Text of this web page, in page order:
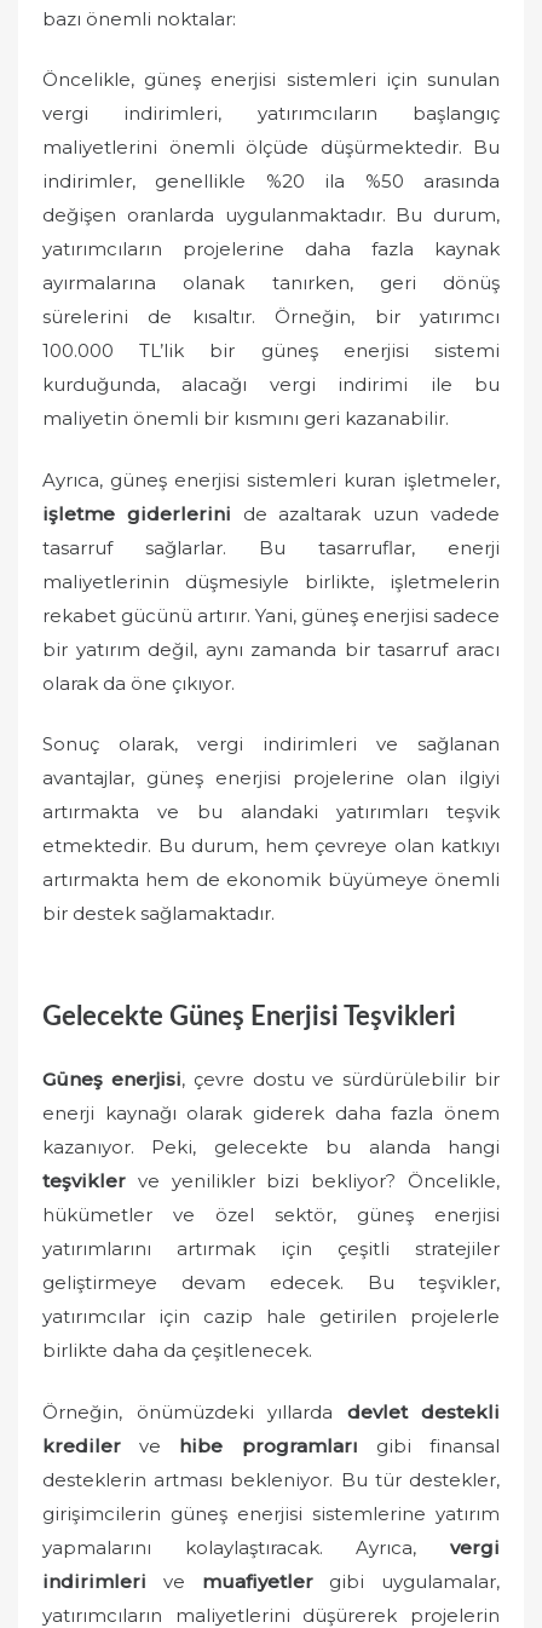
bazı önemli noktalar:
Öncelikle, güneş enerjisi sistemleri için sunulan
vergi indirimleri, yatırımcıların başlangıç
maliyetlerini önemli ölçüde düşürmektedir. Bu
indirimler, genellikle %20 ila %50 arasında
değişen oranlarda uygulanmaktadır. Bu durum,
yatırımcıların projelerine daha fazla kaynak
ayırmalarına olanak tanırken, geri dönüş
sürelerini de kısaltır. Örneğin, bir yatırımcı
100.000 TL’lik bir güneş enerjisi sistemi
kurduğunda, alacağı vergi indirimi ile bu
maliyetin önemli bir kısmını geri kazanabilir.
Ayrıca, güneş enerjisi sistemleri kuran işletmeler,
işletme giderlerini de azaltarak uzun vadede
tasarruf sağlarlar. Bu tasarruflar, enerji
maliyetlerinin düşmesiyle birlikte, işletmelerin
rekabet gücünü artırır. Yani, güneş enerjisi sadece
bir yatırım değil, aynı zamanda bir tasarruf aracı
olarak da öne çıkıyor.
Sonuç olarak, vergi indirimleri ve sağlanan
avantajlar, güneş enerjisi projelerine olan ilgiyi
artırmakta ve bu alandaki yatırımları teşvik
etmektedir. Bu durum, hem çevreye olan katkıyı
artırmakta hem de ekonomik büyümeye önemli
bir destek sağlamaktadır.
Gelecekte Güneş Enerjisi Teşvikleri
Güneş enerjisi, çevre dostu ve sürdürülebilir bir
enerji kaynağı olarak giderek daha fazla önem
kazanıyor. Peki, gelecekte bu alanda hangi
teşvikler ve yenilikler bizi bekliyor? Öncelikle,
hükümetler ve özel sektör, güneş enerjisi
yatırımlarını artırmak için çeşitli stratejiler
geliştirmeye devam edecek. Bu teşvikler,
yatırımcılar için cazip hale getirilen projelerle
birlikte daha da çeşitlenecek.
Örneğin, önümüzdeki yıllarda devlet destekli
krediler ve hibe programları gibi finansal
desteklerin artması bekleniyor. Bu tür destekler,
girişimcilerin güneş enerjisi sistemlerine yatırım
yapmalarını kolaylaştıracak. Ayrıca, vergi
indirimleri ve muafiyetlergibi uygulamalar,
yatırımcıların maliyetlerini düşürerek projelerin